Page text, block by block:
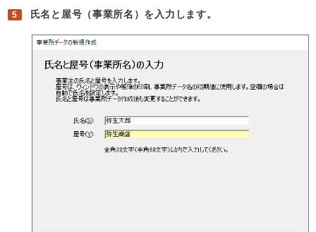
氏名と屋号（事業所名）を入力します。